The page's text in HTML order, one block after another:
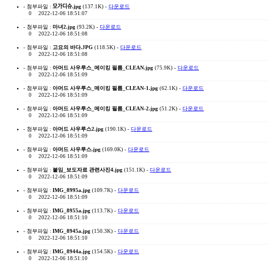
- 첨부파일 : 모가디슈.jpg (137.1K) - 다운로드
0
2022-12-06 18:51:07
- 첨부파일 : 마녀2.jpg (93.2K) - 다운로드
0
2022-12-06 18:51:08
- 첨부파일 : 고요의 바다.JPG (118.5K) - 다운로드
0
2022-12-06 18:51:08
- 첨부파일 : 아머드 사우루스_메이킹 필름_CLEAN.jpg (75.9K) - 다운로드
0
2022-12-06 18:51:09
- 첨부파일 : 아머드 사우루스_메이킹 필름_CLEAN-1.jpg (62.1K) - 다운로드
0
2022-12-06 18:51:09
- 첨부파일 : 아머드 사우루스_메이킹 필름_CLEAN-2.jpg (51.2K) - 다운로드
0
2022-12-06 18:51:09
- 첨부파일 : 아머드 사우루스2.jpg (190.1K) - 다운로드
0
2022-12-06 18:51:09
- 첨부파일 : 아머드 사우루스.jpg (169.0K) - 다운로드
0
2022-12-06 18:51:09
- 첨부파일 : 붙임_보도자료 관련사진4.jpg (151.1K) - 다운로드
0
2022-12-06 18:51:09
- 첨부파일 : IMG_8995a.jpg (109.7K) - 다운로드
0
2022-12-06 18:51:09
- 첨부파일 : IMG_8955a.jpg (113.7K) - 다운로드
0
2022-12-06 18:51:10
- 첨부파일 : IMG_8945a.jpg (150.3K) - 다운로드
0
2022-12-06 18:51:10
- 첨부파일 : IMG_8944a.jpg (154.5K) - 다운로드
0
2022-12-06 18:51:10